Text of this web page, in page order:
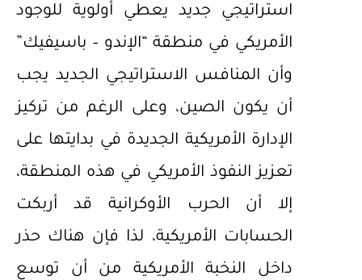
استراتيجي جديد يعطي أولوية للوجود
الأمريكي في منطقة “الإندو – باسيفيك”
وأن المنافس الاستراتيجي الجديد يجب
أن يكون الصين، وعلى الرغم من تركيز
الإدارة الأمريكية الجديدة في بدايتها على
تعزيز النفوذ الأمريكي في هذه المنطقة،
إلا أن الحرب الأوكرانية قد أربكت
الحسابات الأمريكية، لذا فإن هناك حذر
داخل النخبة الأمريكية من أن توسع